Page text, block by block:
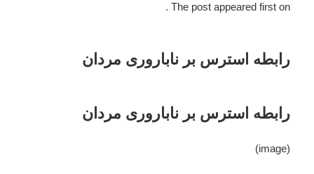
The post appeared first on .
رابطه استرس بر ناباروری مردان
رابطه استرس بر ناباروری مردان
(image)